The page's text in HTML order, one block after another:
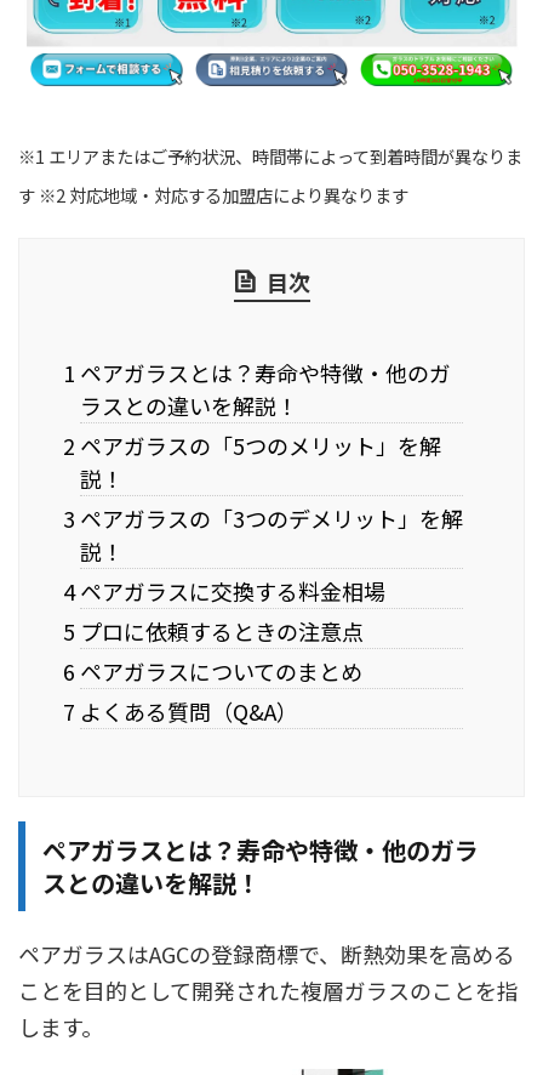
※1 エリアまたはご予約状況、時間帯によって到着時間が異なりま
す ※2 対応地域・対応する加盟店により異なります
目次
1 ペアガラスとは？寿命や特徴・他のガ
ラスとの違いを解説！
2 ペアガラスの「5つのメリット」を解
説！
3 ペアガラスの「3つのデメリット」を解
説！
4 ペアガラスに交換する料金相場
5 プロに依頼するときの注意点
6 ペアガラスについてのまとめ
7 よくある質問（Q&A）
ペアガラスとは？寿命や特徴・他のガラ
スとの違いを解説！
ペアガラスはAGCの登録商標で、断熱効果を高める
ことを目的として開発された複層ガラスのことを指
します。